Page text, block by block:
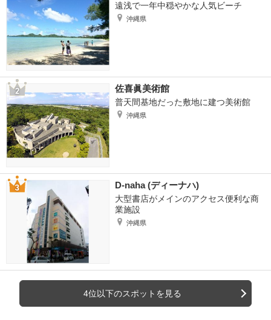
遠浅で一年中穏やかな人気ビーチ
沖縄県
佐喜眞美術館
普天間基地だった敷地に建つ美術館
沖縄県
D-naha (ディーナハ)
大型書店がメインのアクセス便利な商
業施設
沖縄県
4位以下のスポットを見る